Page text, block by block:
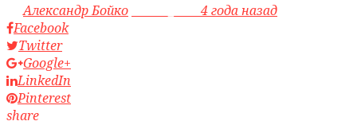
byАлександр Бойко
4 года назад
Facebook
Twitter
Google+
LinkedIn
Pinterest
share